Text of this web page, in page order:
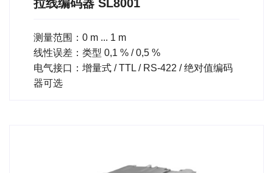
拉线编码器 SL8001
测量范围：0 m ... 1 m
线性误差：类型 0,1 % / 0,5 %
电气接口：增量式 / TTL / RS-422 / 绝对值编码
器可选